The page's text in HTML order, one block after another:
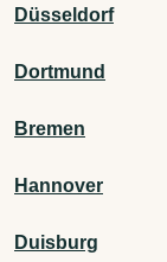
Düsseldorf
Dortmund
Bremen
Hannover
Duisburg